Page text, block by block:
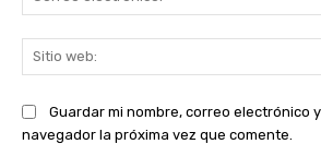
Guardar mi nombre, correo electrónico
navegador la próxima vez que comente.